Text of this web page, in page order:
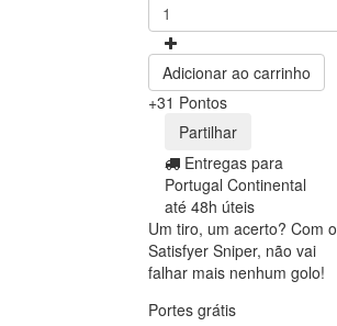
Adicionar ao carrinho
+31 Pontos
Partilhar
Entregas para
Portugal Continental
até 48h úteis
Um tiro, um acerto? Com o
Satisfyer Sniper, não vai
falhar mais nenhum golo!
Portes grátis